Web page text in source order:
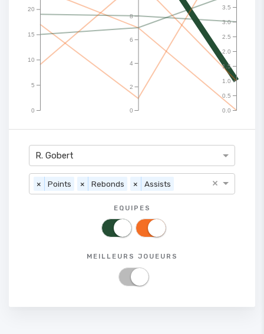
0
5
10
15
20
0
2
4
6
8
0.0
0.5
1.0
1.5
2.0
2.5
3.0
3.5
R. Gobert
× Points × Rebonds × Assists ×
EQUIPES
MEILLEURS JOUEURS